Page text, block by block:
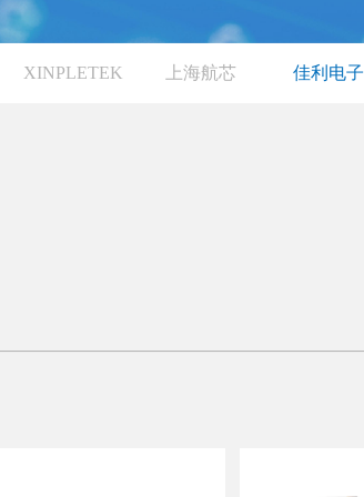
XINPLETEK 上海航芯 佳利电子